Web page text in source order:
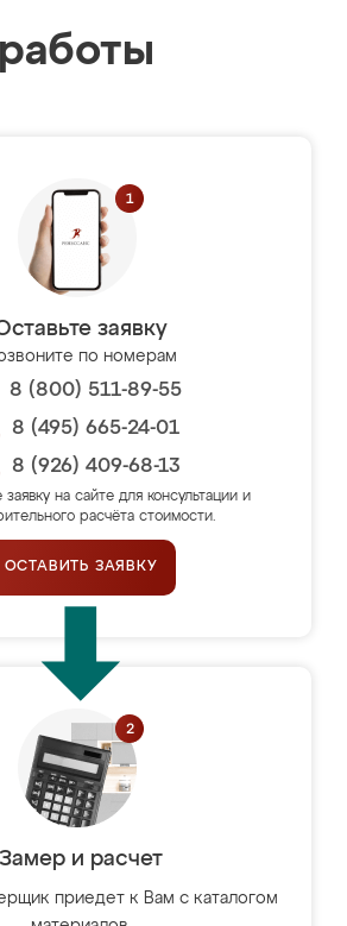
заявку
по номерам
8 (800) 511-89-55
8 (495) 665-24-01
8 (926) 409-68-13
заявку на сайте для консультации и
расчёта стоимости.
ОСТАВИТЬ ЗАЯВКУ
Замер и расчет
приедет к Вам с каталогом